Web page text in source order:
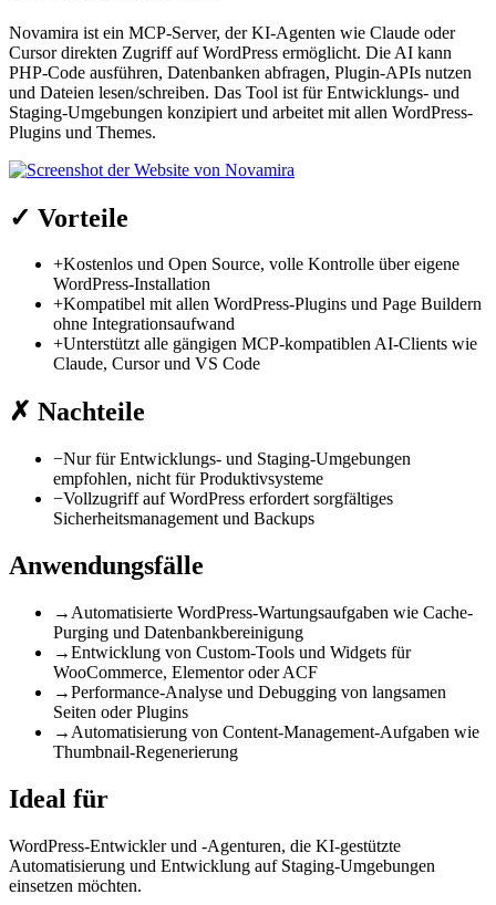
Novamira ist ein MCP-Server, der KI-Agenten wie Claude oder
Cursor direkten Zugriff auf WordPress ermöglicht. Die AI kann
PHP-Code ausführen, Datenbanken abfragen, Plugin-APIs nutzen
und Dateien lesen/schreiben. Das Tool ist für Entwicklungs- und
Staging-Umgebungen konzipiert und arbeitet mit allen WordPress-
Plugins und Themes.
✓ Vorteile
+Kostenlos und Open Source, volle Kontrolle über eigene
WordPress-Installation
+Kompatibel mit allen WordPress-Plugins und Page Buildern
ohne Integrationsaufwand
+Unterstützt alle gängigen MCP-kompatiblen AI-Clients wie
Claude, Cursor und VS Code
✗ Nachteile
−Nur für Entwicklungs- und Staging-Umgebungen
empfohlen, nicht für Produktivsysteme
−Vollzugriff auf WordPress erfordert sorgfältiges
Sicherheitsmanagement und Backups
Anwendungsfälle
→ Automatisierte WordPress-Wartungsaufgaben wie Cache-
Purging und Datenbankbereinigung
→Entwicklung von Custom-Tools und Widgets für
WooCommerce, Elementor oder ACF
→Performance-Analyse und Debugging von langsamen
Seiten oder Plugins
→ Automatisierung von Content-Management-Aufgaben wie
Thumbnail-Regenerierung
Ideal für
WordPress-Entwickler und -Agenturen, die KI-gestützte
Automatisierung und Entwicklung auf Staging-Umgebungen
einsetzen möchten.